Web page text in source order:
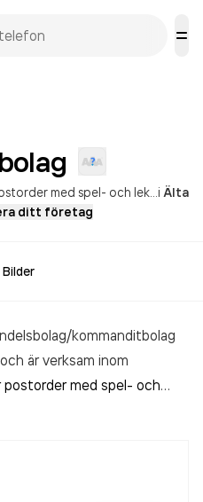
i Älta
ditt företag
Bilder
kommanditbolag
är verksam inom
med spel- och